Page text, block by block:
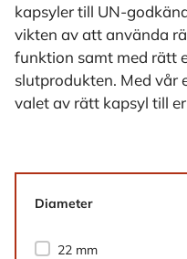
kapsyler till UN-
vikten av att använda
funktion samt med rätt
slutprodukten. Med vår
valet av rätt kapsyl till
Diameter
Diameter
22 mm